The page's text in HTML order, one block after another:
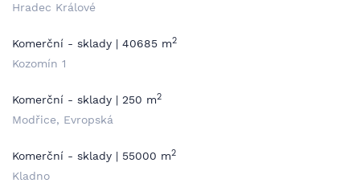
Hradec Králové
Komerční - sklady | 40685 m2
Kozomín 1
Komerční - sklady | 250 m2
Modřice, Evropská
Komerční - sklady | 55000 m2
Kladno